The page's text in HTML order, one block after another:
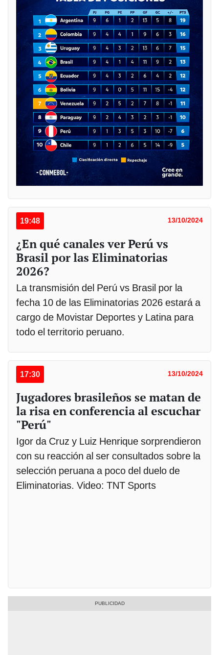
19:48 13/10/2024
¿En qué canales ver Perú vs
Brasil por las Eliminatorias
2026?
La transmisión del Perú vs Brasil por la
fecha 10 de las Eliminatorias 2026 estará a
cargo de Movistar Deportes y Latina para
todo el territorio peruano.
17:30 13/10/2024
Jugadores brasileños se matan de
la risa en conferencia al escuchar
"Perú"
Igor da Cruz y Luiz Henrique sorprendieron
con su reacción al ser consultados sobre la
selección peruana a poco del duelo de
Eliminatorias. Video: TNT Sports